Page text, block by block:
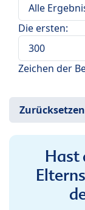
Die ersten:
Zeichen der
Hast